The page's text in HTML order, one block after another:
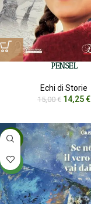
PENSEL
Echi di Storie
15,00€ 14,25€
-5%
NEW